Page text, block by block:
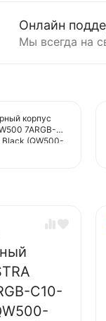
Онлайн
Мы всегда на
корпус
7ARGB-
(QW500-
C6-UC)
C10-